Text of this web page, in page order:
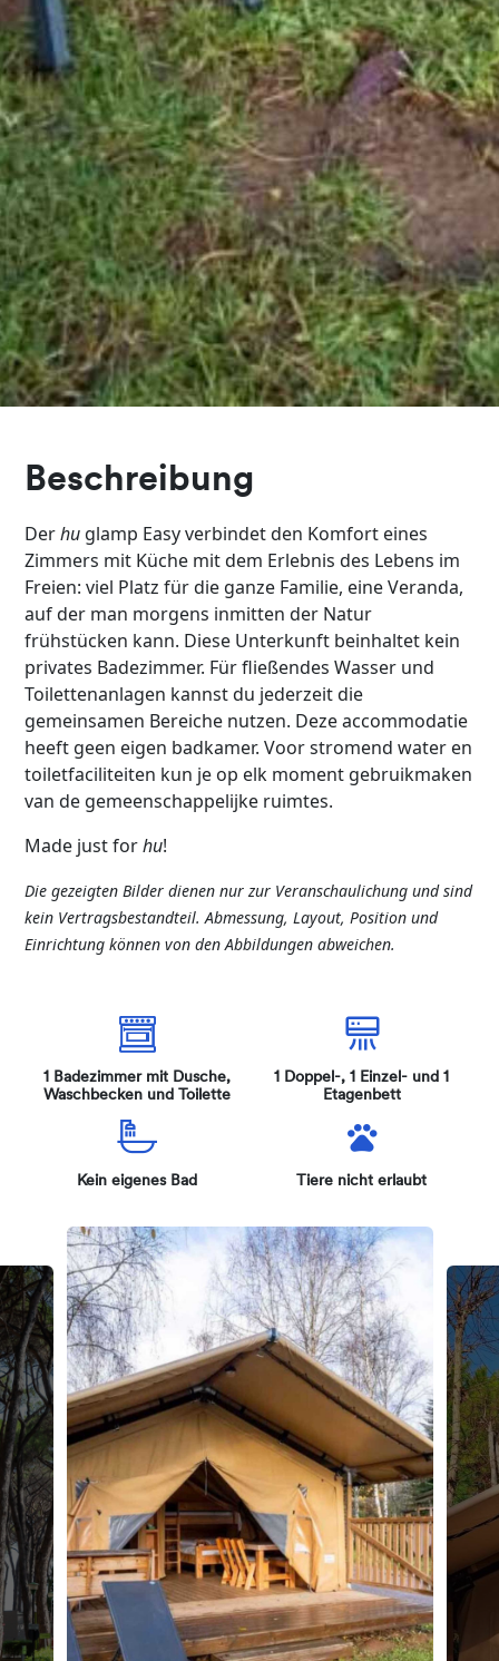
Beschreibung
Derhu glamp Easy verbindet den Komfort eines
Zimmers mit Küche mit dem Erlebnis des Lebens im
Freien: viel Platz für die ganze Familie, eine Veranda,
auf der man morgens inmitten der Natur
frühstücken kann. Diese Unterkunft beinhaltet kein
privates Badezimmer. Für fließendes Wasser und
Toilettenanlagen kannst du jederzeit die
gemeinsamen Bereiche nutzen. Deze accommodatie
heeft geen eigen badkamer. Voor stromend water en
toiletfaciliteiten kun je op elk moment gebruikmaken
van de gemeenschappelijke ruimtes.
Made just forhu!
Diegezeigten Bilder dienen nurzur Veranschaulichung undsind
kein Vertragsbestandteil.Abmessung, Layout, Position und
Einrichtung können von denAbbildungen abweichen.
1 Badezimmer mit Dusche,
Waschbecken und Toilette
1 Doppel-, 1 Einzel- und 1
Etagenbett
Kein eigenes Bad Tiere nicht erlaubt